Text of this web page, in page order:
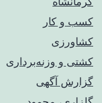
کسب و کار
کشاورزی
کشتی و وزنه‌برداری
گزارش آگهی